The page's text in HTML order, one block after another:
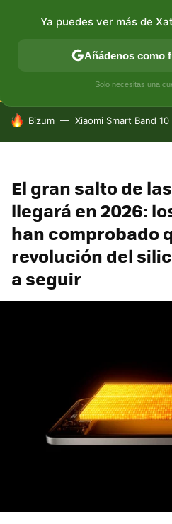
CONECTIVIDAD MÓVIL Y
HOY SE HABLA DE
Bizum Xiaomi Smart Band 10
El gran salto de
llegará en 2026:
han comprobado
revolución del
a seguir
Ya puedes ver más de
Añádenos como
Solo necesitas una